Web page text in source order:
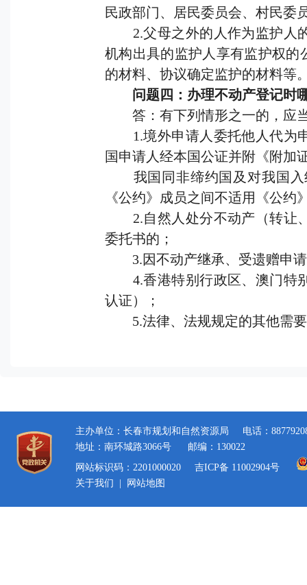
民政部门、居民委员会、村民委
2.父母之外的人作为监护人的
机构出具的监护人享有监护权的
的材料、协议确定监护的材料等
问题四：办理不动产登记时
答：有下列情形之一的，应
1.境外申请人委托他人代为申
国申请人经本国公证并附《附加
我国同非缔约国及对我国入
《公约》成员之间不适用《公
2.自然人处分不动产（转让、
委托书的；
3.因不动产继承、受遗赠申请
4.香港特别行政区、澳门特别
认证）；
5.法律、法规规定的其他需要
主办单位：长春市规划和自然资源局
电话：
地址：南环城路3066号
邮编：130022
网站标识码：2201000020
吉ICP备 11002904号
关于我们
网站地图